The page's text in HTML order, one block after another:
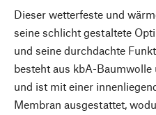
Dieser wetterfeste und
seine schlicht gestaltete
und seine durchdachte
besteht aus kbA-
und ist mit einer
Membran ausgestattet,